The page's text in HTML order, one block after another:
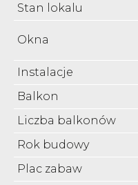
Stan lokalu
Okna
Instalacje
Balkon
Liczba balkonów
Rok budowy
Plac zabaw